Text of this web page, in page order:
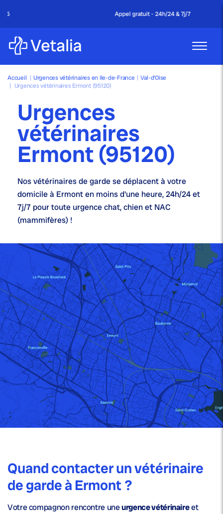
Appel gratuit - 24h/24 & 7j/7
Accueil | Urgences vétérinaires en Ile-de-France | Val-d’Oise
| Urgences vétérinaires Ermont (95120)
Urgences
vétérinaires
Ermont (95120)
Nosvétérinaires de gardese déplacent à votre
domicile à Ermont en moins d'une heure,24h/24 et
7j/7 pour toute urgence chat, chien et NAC
(mammifères) !
Quand contacter un vétérinaire
de garde à Ermont ?
Votre compagnon rencontre uneurgence vétérinaireet